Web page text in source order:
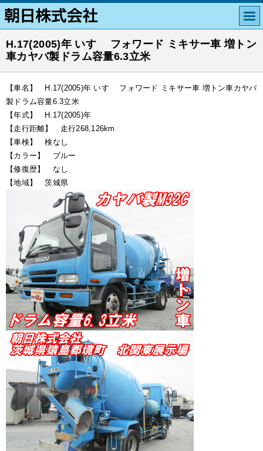
H.17(2005)年 いすゞ フォワード ミキサー車 増トン
車カヤバ製ドラム容量6.3立米
【車名】 H.17(2005)年 いすゞ フォワード ミキサー車 増トン車カヤバ
製ドラム容量6.3立米
【年式】 H.17(2005)年
【走行距離】 走行268,126km
【車検】 検なし
【カラー】 ブルー
【修復歴】 なし
【地域】 茨城県